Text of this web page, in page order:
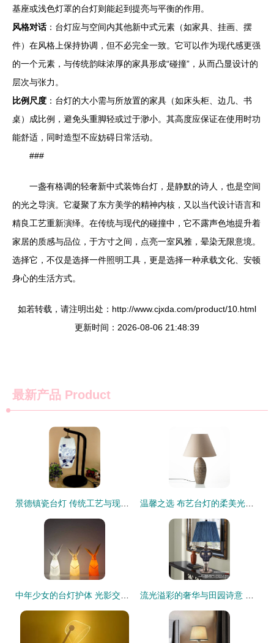
基座或浅色灯罩的台灯则能起到提亮与平衡的作用。
风格对话：台灯应与空间内其他新中式元素（如家具、挂画、摆
件）在风格上保持协调，但不必完全一致。它可以作为现代感更强
的一个元素，与传统韵味浓厚的家具形成“碰撞”，从而凸显设计的
层次与张力。
比例尺度 ：台灯的大小需与所放置的家具（如床头柜、边几、书
桌）成比例，避免头重脚轻或过于渺小。其高度应保证在使用时功
能舒适，同时造型不应妨碍日常活动。
###
一盏有格调的轻奢新中式装饰台灯，是静默的诗人，也是空间
的光之导演。它凝聚了东方美学的精神内核，又以当代设计语言和
精良工艺重新演绎。在传统与现代的碰撞中，它不露声色地提升着
家居的质感与品位，于方寸之间，点亮一室风雅，晕染无限意境。
选择它，不仅是选择一件照明工具，更是选择一种承载文化、安顿
身心的生活方式。
如若转载，请注明出处：http://www.cjxda.com/product/10.html
更新时间：2026-08-06 21:48:39
最新产品 Product
景德镇瓷台灯 传统工艺与现代家居的完美融合 温馨之选 布艺台灯的柔美光影选购与鉴赏
中年少女的台灯护体 光影交织的小仙女人生剧本 流光溢彩的奢华与田园诗意 欧式水晶台灯的居家美学